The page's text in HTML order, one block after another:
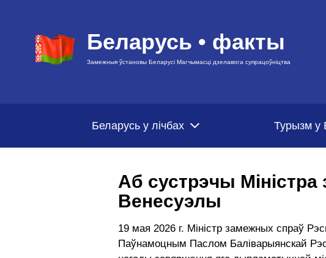
Беларусь • факты
Замежныя ўстановы Беларусі Магчымасці дзелавога супрацоўніцтва
Беларусь у лічбах Турызм у
Аб сустрэчы
Венесуэлы
19 мая 2026 г. Міністр замежных спраў
Паўнамоцным Паслом Баліварыянскай